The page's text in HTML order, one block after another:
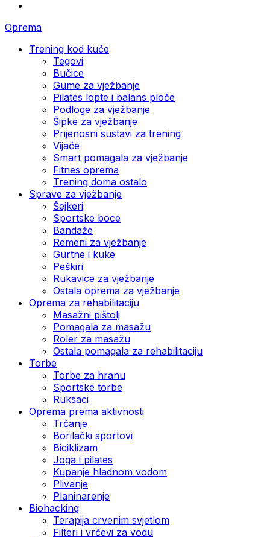
Oprema
Trening kod kuće
Tegovi
Bučice
Gume za vježbanje
Pilates lopte i balans ploče
Podloge za vježbanje
Šipke za vježbanje
Prijenosni sustavi za trening
Vijače
Smart pomagala za vježbanje
Fitnes oprema
Trening doma ostalo
Sprave za vježbanje
Šejkeri
Sportske boce
Bandaže
Remeni za vježbanje
Gurtne i kuke
Peškiri
Rukavice za vježbanje
Ostala oprema za vježbanje
Oprema za rehabilitaciju
Masažni pištolj
Pomagala za masažu
Roler za masažu
Ostala pomagala za rehabilitaciju
Torbe
Torbe za hranu
Sportske torbe
Ruksaci
Oprema prema aktivnosti
Trčanje
Borilački sportovi
Biciklizam
Joga i pilates
Kupanje hladnom vodom
Plivanje
Planinarenje
Biohacking
Terapija crvenim svjetlom
Filteri i vrčevi za vodu